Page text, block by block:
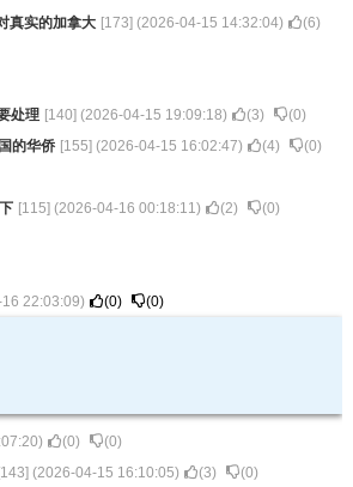
真实的加拿大 [173] (2026-04-15 14:32:04) (6)
处理 [140] (2026-04-15 19:09:18) (3) (0)
的华侨 [155] (2026-04-15 16:02:47) (4) (0)
[115] (2026-04-16 00:18:11) (2) (0)
22:03:09) (0) (0)
) (0) (0)
143] (2026-04-15 16:10:05) (3) (0)